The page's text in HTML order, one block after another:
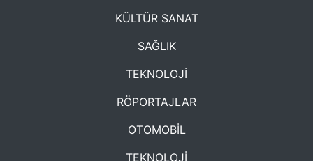
KÜLTÜR SANAT
SAĞLIK
TEKNOLOJİ
RÖPORTAJLAR
OTOMOBİL
TEKNOLOJİ